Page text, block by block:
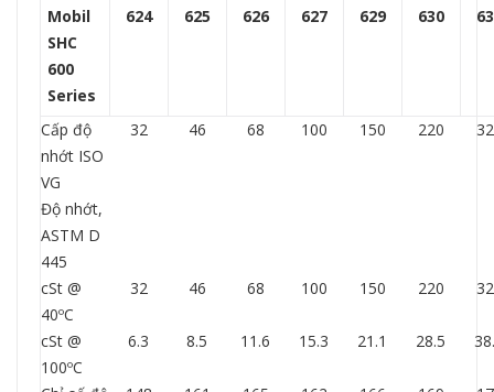
Mobil
SHC
600
Series
624 625 626 627 629 630
Cấp độ
nhớt ISO
VG
32 46 68 100 150 220
Độ nhớt,
ASTM D
445
cSt @
40ºC
32 46 68 100 150 220
cSt @
100ºC
6.3 8.5 11.6 15.3 21.1 28.5